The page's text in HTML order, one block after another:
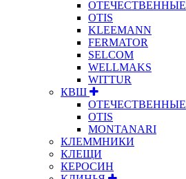
ОТЕЧЕСТВЕННЫЕ
OTIS
KLEEMANN
FERMATOR
SELCOM
WELLMAKS
WITTUR
КВШ
ОТЕЧЕСТВЕННЫЕ
OTIS
MONTANARI
КЛЕММНИКИ
КЛЕЩИ
КЕРОСИН